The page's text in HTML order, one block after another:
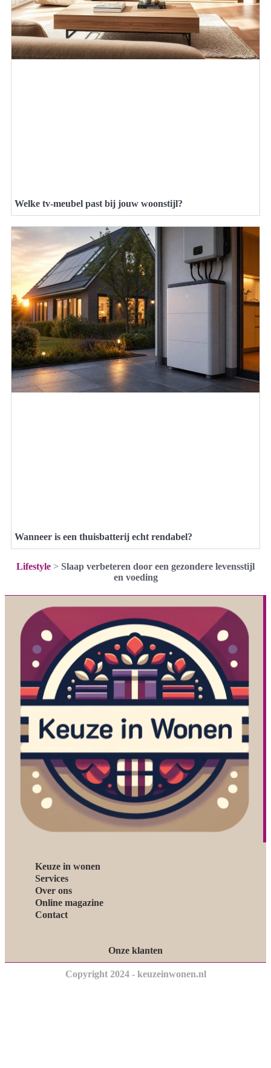
Welke tv-meubel past bij jouw woonstijl?
Wanneer is een thuisbatterij echt rendabel?
Lifestyle > Slaap verbeteren door een gezondere levensstijl
en voeding
Keuze in wonen
Services
Over ons
Online magazine
Contact
Onze klanten
Copyright 2024 - keuzeinwonen.nl